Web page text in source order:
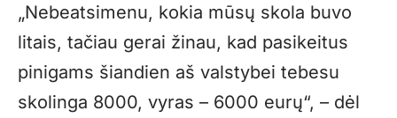
„Nebeatsimenu, kokia mūsų skola buvo
litais, tačiau gerai žinau, kad pasikeitus
pinigams šiandien aš valstybei tebesu
skolinga 8000, vyras – 6000 eurų“, – dėl